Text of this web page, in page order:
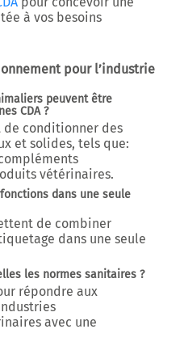
à vos besoins
pour l’industrie
peuvent être
CDA ?
de conditionner des
et solides, tels que:
vétérinaires.
dans une seule
de combiner
dans une seule
les normes sanitaires ?
répondre aux
avec une